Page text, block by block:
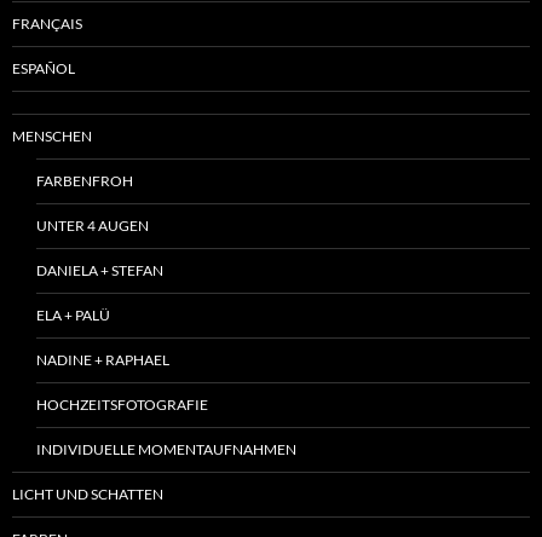
FRANÇAIS
ESPAÑOL
MENSCHEN
FARBENFROH
UNTER 4 AUGEN
DANIELA + STEFAN
ELA + PALÜ
NADINE + RAPHAEL
HOCHZEITSFOTOGRAFIE
INDIVIDUELLE MOMENTAUFNAHMEN
LICHT UND SCHATTEN